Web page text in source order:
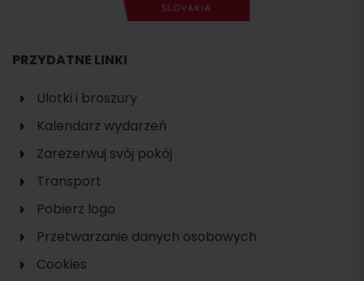
PRZYDATNE LINKI
Ulotki i broszury
Kalendarz wydarzeń
Zarezerwuj svój pokój
Transport
Pobierz logo
Przetwarzanie danych osobowych
Cookies